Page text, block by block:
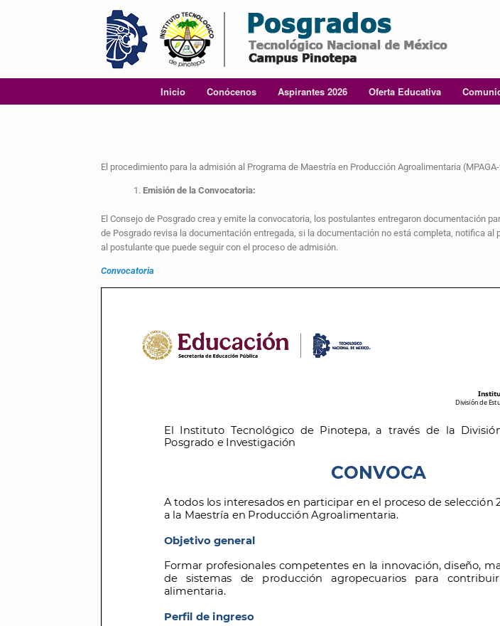
Inicio Conócenos Aspirantes 2026 Oferta Educativa
El procedimiento para la admisión al Programa de Maestría en Producción Agroalimentaria
Emisión de la Convocatoria:
El Consejo de Posgrado crea y emite la convocatoria, los postulantes entregaron documentación
de Posgrado revisa la documentación entregada, si la documentación no está completa, notifica al
al postulante que puede seguir con el proceso de admisión.
Convocatoria